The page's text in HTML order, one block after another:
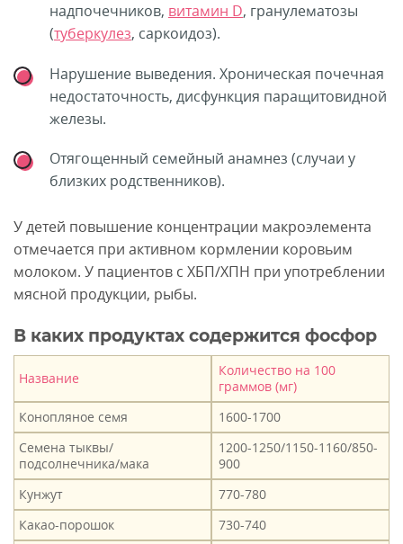
надпочечников, витамин D, гранулематозы
(туберкулез, саркоидоз).
Нарушение выведения. Хроническая почечная
недостаточность, дисфункция паращитовидной
железы.
Отягощенный семейный анамнез (случаи у
близких родственников).
У детей повышение концентрации макроэлемента
отмечается при активном кормлении коровьим
молоком. У пациентов с ХБП/ХПН при употреблении
мясной продукции, рыбы.
В каких продуктах содержится фосфор
Название
Количество на 100
граммов (мг)
Конопляное семя
1600-1700
Семена тыквы/
подсолнечника/мака
1200-1250/1150-1160/850-
900
Кунжут
770-780
Какао-порошок
730-740